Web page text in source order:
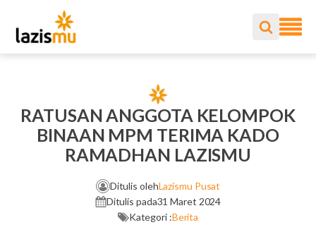
RATUSAN ANGGOTA KELOMPOK
BINAAN MPM TERIMA KADO
RAMADHAN LAZISMU
Ditulis olehLazismu Pusat
Ditulis pada31 Maret 2024
Kategori :Berita